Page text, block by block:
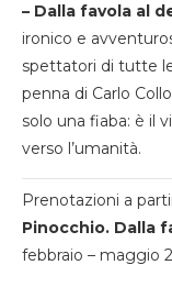
– Dalla favola al
ironico e
spettatori di tutte
penna di Carlo
solo una fiaba: è il
verso l’umanità.
Prenotazioni a
Pinocchio. Dalla
febbraio – maggio